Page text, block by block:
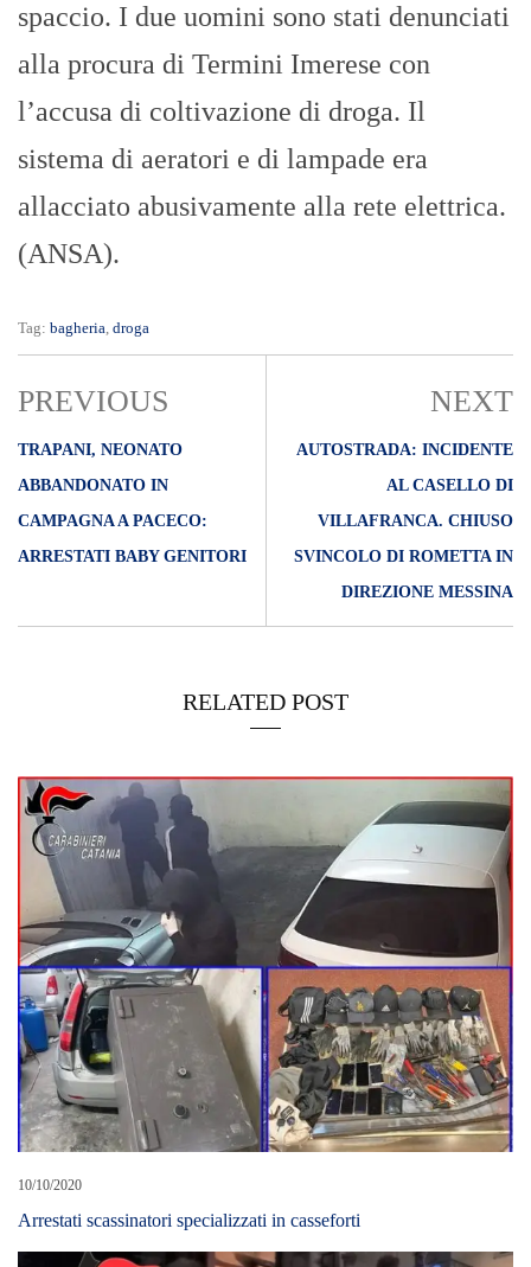
spaccio. I due uomini sono stati denunciati
alla procura di Termini Imerese con
l’accusa di coltivazione di droga. Il
sistema di aeratori e di lampade era
allacciato abusivamente alla rete elettrica.
(ANSA).
Tag: bagheria, droga
PREVIOUS
TRAPANI, NEONATO
ABBANDONATO IN
CAMPAGNA A PACECO:
ARRESTATI BABY GENITORI
NEXT
AUTOSTRADA: INCIDENTE
AL CASELLO DI
VILLAFRANCA. CHIUSO
SVINCOLO DI ROMETTA IN
DIREZIONE MESSINA
RELATED POST
10/10/2020
Arrestati scassinatori specializzati in casseforti